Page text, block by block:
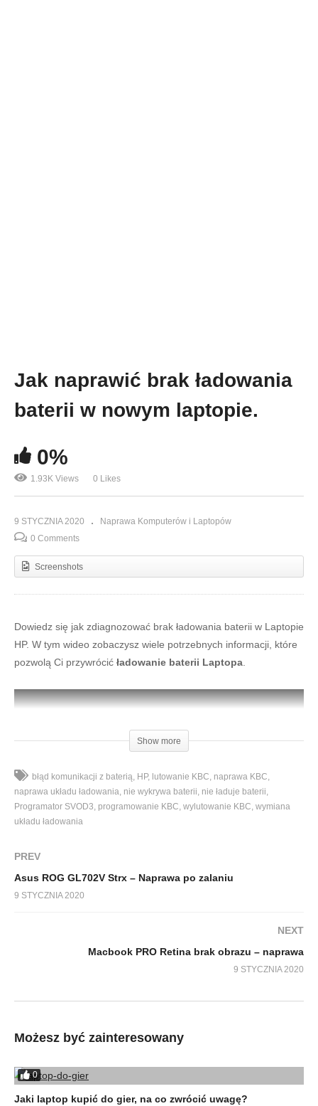
Jak naprawić brak ładowania
baterii w nowym laptopie.
0%
1.93K Views 0 Likes
9 STYCZNIA 2020
Naprawa Komputerów i Laptopów
0 Comments
Screenshots
Dowiedz się jak zdiagnozować brak ładowania baterii w Laptopie
HP. W tym wideo zobaczysz wiele potrzebnych informacji, które
pozwolą Ci przywrócić ładowanie baterii Laptopa.
Show more
błąd komunikacji z baterią HP lutowanie KBC naprawa KBC
naprawa układu ładowania nie wykrywa baterii nie ładuje baterii
Programator SVOD3 programowanie KBC wylutowanie KBC wymiana
układu ładowania
PREV
Asus ROG GL702V Strx – Naprawa po zalaniu
9 STYCZNIA 2020
NEXT
Macbook PRO Retina brak obrazu – naprawa
9 STYCZNIA 2020
Możesz być zainteresowany
0
Jaki laptop kupić do gier, na co zwrócić uwagę?